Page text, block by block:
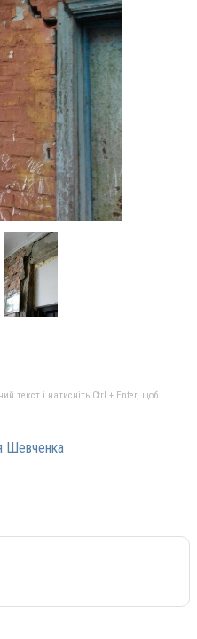
текст і натисніть Ctrl + Enter, щоб
Шевченка